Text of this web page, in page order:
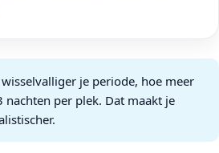
je periode, hoe meer
nachten per plek. Dat maakt je